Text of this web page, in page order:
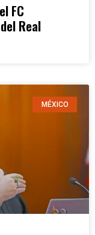
FC
Real
MÉXICO